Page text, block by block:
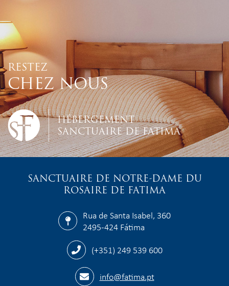
RESTEZ
CHEZ NOUS
HÉBERGEMENT
SANCTUAIRE DE FATIMA
SANCTUAIRE DE NOTRE-DAME DU
ROSAIRE DE FATIMA
Rua de Santa Isabel, 360
2495-424 Fátima
(+351) 249 539 600
info@fatima.pt